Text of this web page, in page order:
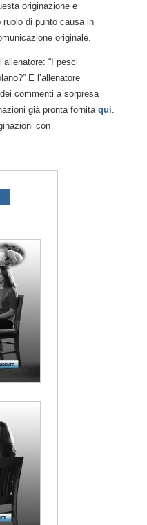
originazione e
di punto causa in
originale.
“I pesci
E l’allenatore
commenti a sorpresa
già pronta fornitaqui.
con